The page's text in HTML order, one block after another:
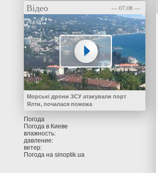
Відео — 07.08 —
Морські дрони ЗСУ атакували порт
Ялти, почалася пожежа
Погода
Погода в Киеве
влажность:
давление:
ветер:
Погода на sinoptik.ua